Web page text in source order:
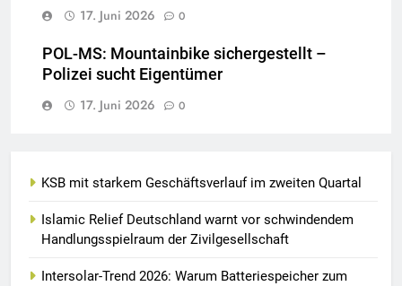
17. Juni 2026
0
POL-MS: Mountainbike sichergestellt –
Polizei sucht Eigentümer
17. Juni 2026
0
KSB mit starkem Geschäftsverlauf im zweiten Quartal
Islamic Relief Deutschland warnt vor schwindendem
Handlungsspielraum der Zivilgesellschaft
Intersolar-Trend 2026: Warum Batteriespeicher zum